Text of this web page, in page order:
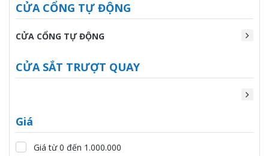
CỬA CỔNG TỰ ĐỘNG
CỬA CỔNG TỰ ĐỘNG
CỬA SẮT TRƯỢT QUAY
Giá
Giá từ 0 đến 1.000.000